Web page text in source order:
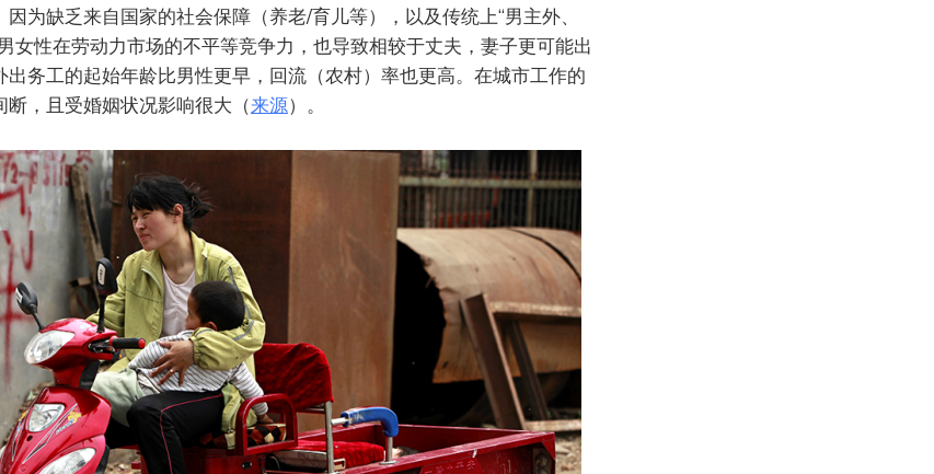
为缺乏来自国家的社会保障（养老/育儿等），以及传统上“男主外、
女性在劳动力市场的不平等竞争力，也导致相较于丈夫，妻子更可能出
务工的起始年龄比男性更早，回流（农村）率也更高。在城市工作的
，且受婚姻状况影响很大（来源）。